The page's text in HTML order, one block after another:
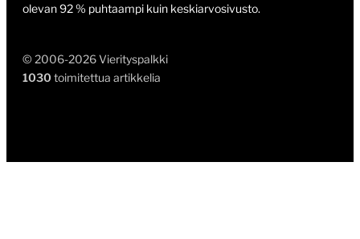
© 2006-2026 Vierityspalkki
1030 toimitettua artikkelia
olevan 92 % puhtaampi kuin keskiarvosivusto.